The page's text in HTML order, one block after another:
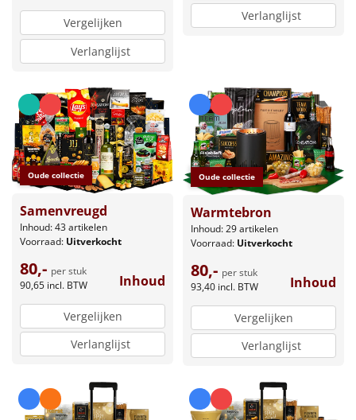
Vergelijken
Verlanglijst
Verlanglijst
Oude collectie
Samenvreugd
Inhoud: 43 artikelen
Voorraad: Uitverkocht
80,- per stuk
90,65 incl. BTW Inhoud
Vergelijken
Verlanglijst
Oude collectie
Warmtebron
Inhoud: 29 artikelen
Voorraad: Uitverkocht
80,- per stuk
93,40 incl. BTW Inhoud
Vergelijken
Verlanglijst